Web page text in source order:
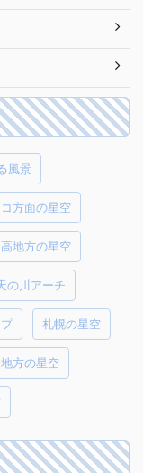
風景
方面の星空
地方の星空
の川アーチ
札幌の星空
方の星空